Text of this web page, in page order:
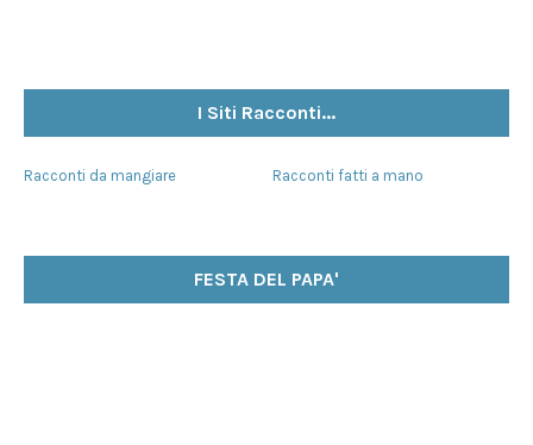
I Siti Racconti...
Racconti da mangiare Racconti fatti a mano
FESTA DEL PAPA'